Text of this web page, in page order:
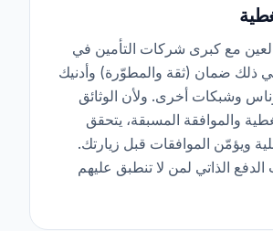
مع كبرى شركات التأمين في
في ذلك ضمان (ثقة والمطوّرة) وأدنيك
وشبكات أخرى. ولأن الوثائق
والموافقة المسبقة، يتحقق
ويؤمّن الموافقات قبل زيارتك.
الدفع الذاتي لمن لا تنطبق عليهم